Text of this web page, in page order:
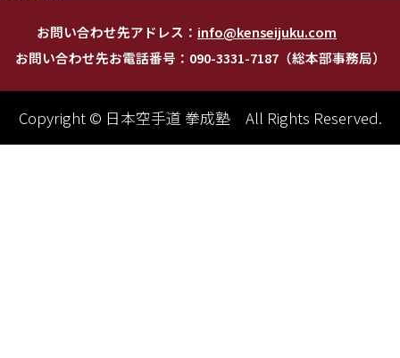
お問い合わせ先アドレス： info@kenseijuku.com
お問い合わせ先お電話番号：090-3331-7187（総本部事務局）
Copyright © 日本空手道 拳成塾 All Rights Reserved.